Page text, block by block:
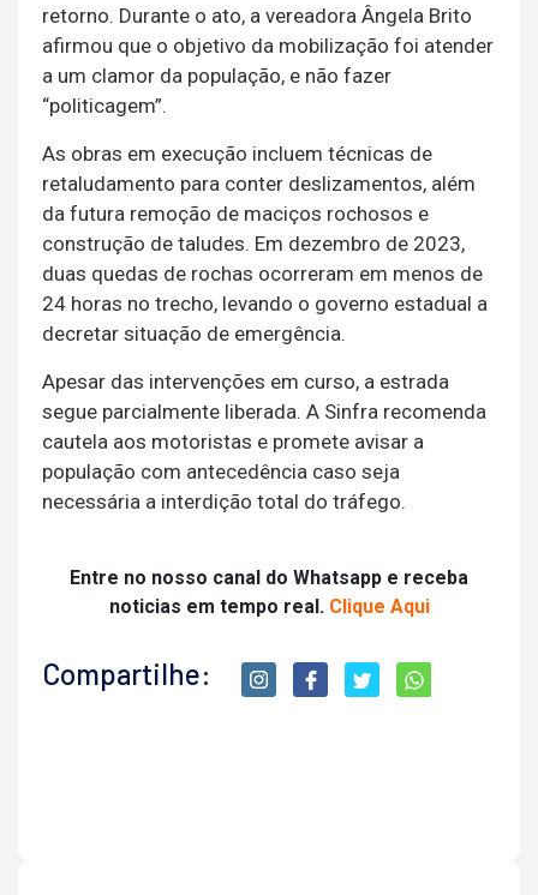
retorno. Durante o ato, a vereadora Ângela Brito
afirmou que o objetivo da mobilização foi atender
a um clamor da população, e não fazer
“politicagem”.
As obras em execução incluem técnicas de
retaludamento para conter deslizamentos, além
da futura remoção de maciços rochosos e
construção de taludes. Em dezembro de 2023,
duas quedas de rochas ocorreram em menos de
24 horas no trecho, levando o governo estadual a
decretar situação de emergência.
Apesar das intervenções em curso, a estrada
segue parcialmente liberada. A Sinfra recomenda
cautela aos motoristas e promete avisar a
população com antecedência caso seja
necessária a interdição total do tráfego.
Entre no nosso canal do Whatsapp e receba
noticias em tempo real. Clique Aqui
Compartilhe: